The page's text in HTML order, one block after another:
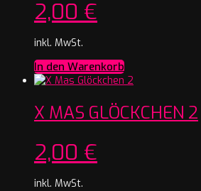
2,00 €
inkl. MwSt.
In den Warenkorb
X MAS GLÖCKCHEN 2
2,00 €
inkl. MwSt.